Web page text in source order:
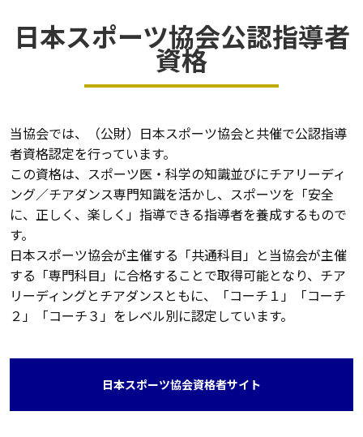
日本スポーツ協会公認指導者
資格
当協会では、（公財）日本スポーツ協会と共催で公認指導
者資格認定を行っています。
この資格は、スポーツ医・科学の知識並びにチアリーディ
ング／チアダンス専門知識を活かし、スポーツを「安全
に、正しく、楽しく」指導できる指導者を養成するもので
す。
日本スポーツ協会が主催する「共通科目」と当協会が主催
する「専門科目」に合格することで取得可能となり、チア
リーディングとチアダンスともに、「コーチ１」「コーチ
２」「コーチ３」をレベル別に認定しています。
日本スポーツ協会資格者サイト